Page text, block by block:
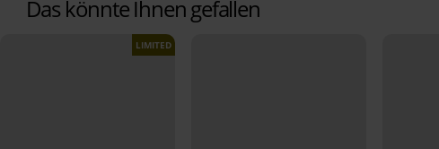
Das könnte Ihnen gefallen
LIMITED